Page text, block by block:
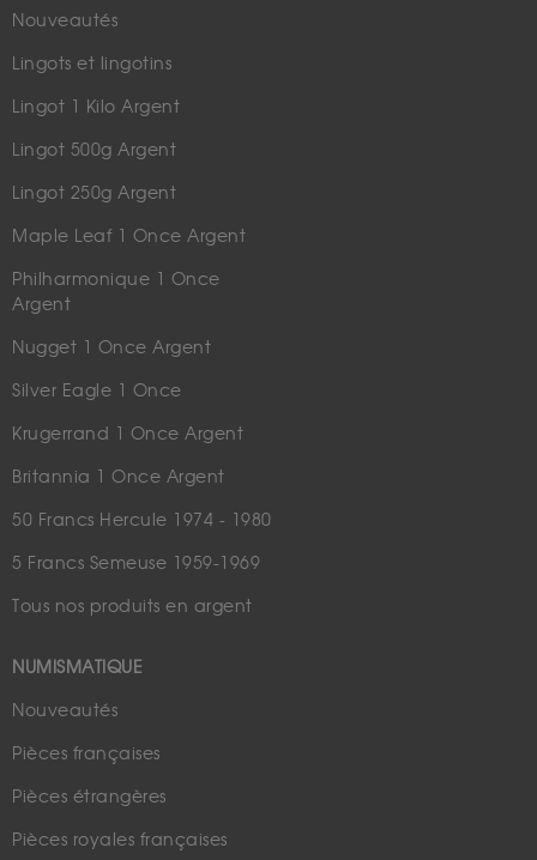
Nouveautés
Lingots et lingotins
Lingot 1 Kilo Argent
Lingot 500g Argent
Lingot 250g Argent
Maple Leaf 1 Once Argent
Philharmonique 1 Once
Argent
Nugget 1 Once Argent
Silver Eagle 1 Once
Krugerrand 1 Once Argent
Britannia 1 Once Argent
50 Francs Hercule 1974 - 1980
5 Francs Semeuse 1959-1969
Tous nos produits en argent
NUMISMATIQUE
Nouveautés
Pièces françaises
Pièces étrangères
Pièces royales françaises